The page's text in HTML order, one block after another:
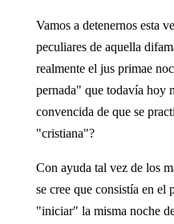
Vamos a detenernos esta
peculiares de aquella
realmente el jus primae
pernada" que todavía hoy
convencida de que se
"cristiana"?
Con ayuda tal vez de los
se cree que consistía en
"iniciar" la misma noche